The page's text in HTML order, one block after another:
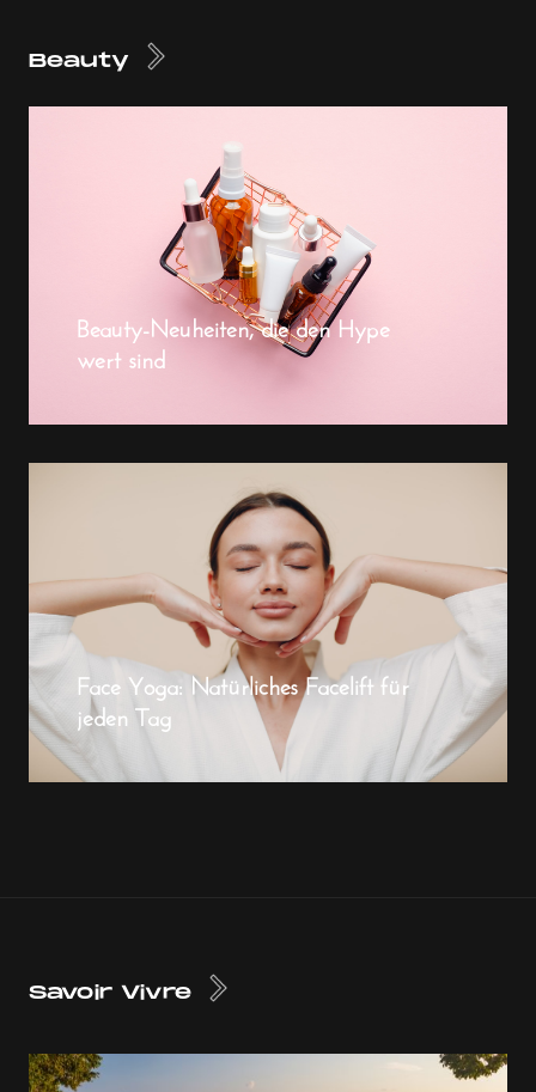
Beauty
Beauty-Neuheiten, die den Hype
wert sind
Face Yoga: Natürliches Facelift für
jeden Tag
Savoir Vivre